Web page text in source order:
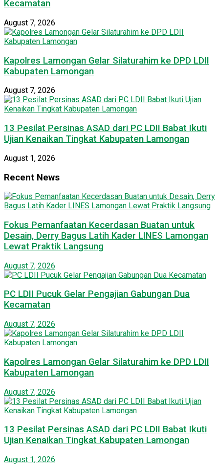
Kecamatan
August 7, 2026
Kapolres Lamongan Gelar Silaturahim ke DPD LDII
Kabupaten Lamongan
August 7, 2026
13 Pesilat Persinas ASAD dari PC LDII Babat Ikuti
Ujian Kenaikan Tingkat Kabupaten Lamongan
August 1, 2026
Recent News
Fokus Pemanfaatan Kecerdasan Buatan untuk
Desain, Derry Bagus Latih Kader LINES Lamongan
Lewat Praktik Langsung
August 7, 2026
PC LDII Pucuk Gelar Pengajian Gabungan Dua
Kecamatan
August 7, 2026
Kapolres Lamongan Gelar Silaturahim ke DPD LDII
Kabupaten Lamongan
August 7, 2026
13 Pesilat Persinas ASAD dari PC LDII Babat Ikuti
Ujian Kenaikan Tingkat Kabupaten Lamongan
August 1, 2026